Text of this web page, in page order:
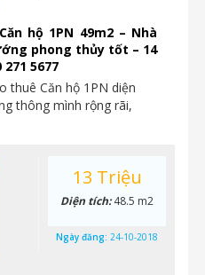
hộ 1PN 49m2 – Nhà
phong thủy tốt – 14
5677
thuê Căn hộ 1PN diện
thông mình rộng rãi,
13 Triệu
Diện tích:48.5 m2
Ngày đăng: 24-10-2018